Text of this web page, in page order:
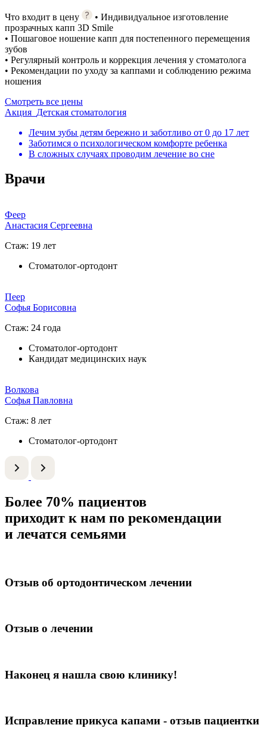
Что входит в цену
• Индивидуальное изготовление
прозрачных капп 3D Smile
• Пошаговое ношение капп для постепенного перемещения
зубов
• Регулярный контроль и коррекция лечения у стоматолога
• Рекомендации по уходу за каппами и соблюдению режима
ношения
Смотреть все цены
Акция Детская стоматология
Лечим зубы детям бережно и заботливо от 0 до 17 лет
Заботимся о психологическом комфорте ребенка
В сложных случаях проводим лечение во сне
Врачи
Феер
Анастасия Сергеевна
Стаж: 19 лет
Стоматолог-ортодонт
Пеер
Софья Борисовна
Стаж: 24 года
Стоматолог-ортодонт
Кандидат медицинских наук
Волкова
Софья Павловна
Стаж: 8 лет
Стоматолог-ортодонт
Более 70% пациентов
приходит к нам по рекомендации
и лечатся семьями
Отзыв об ортодонтическом лечении
Отзыв о лечении
Наконец я нашла свою клинику!
Исправление прикуса капами - отзыв пациентки